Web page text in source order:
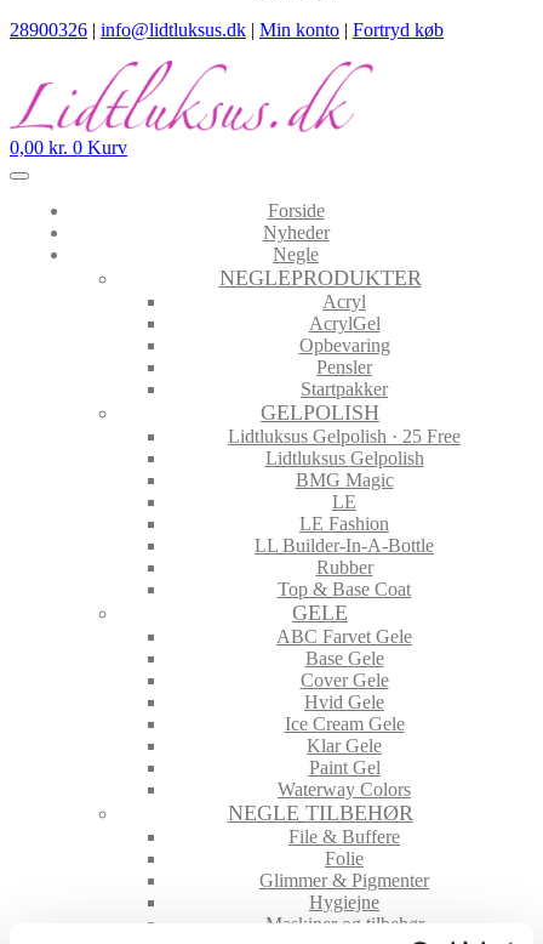
28900326 | info@lidtluksus.dk | Min konto | Fortryd køb
0,00 kr. 0 Kurv
Forside
Nyheder
Negle
NEGLEPRODUKTER
Acryl
AcrylGel
Opbevaring
Pensler
Startpakker
GELPOLISH
Lidtluksus Gelpolish · 25 Free
Lidtluksus Gelpolish
BMG Magic
LE
LE Fashion
LL Builder-In-A-Bottle
Rubber
Top & Base Coat
GELE
ABC Farvet Gele
Base Gele
Cover Gele
Hvid Gele
Ice Cream Gele
Klar Gele
Paint Gel
Waterway Colors
NEGLE TILBEHØR
File & Buffere
Folie
Glimmer & Pigmenter
Hygiejne
Maskiner og tilbehør